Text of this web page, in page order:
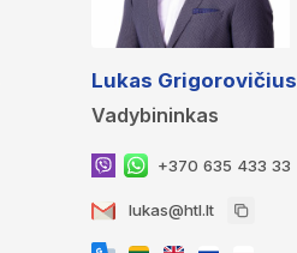
Lukas Grigorovičius
Vadybininkas
+370 635 433 33
lukas@htl.lt